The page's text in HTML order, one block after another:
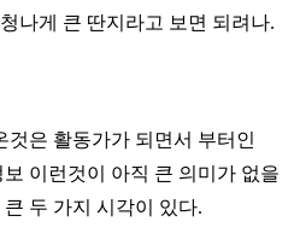
나게 큰 딴지라고 보면 되려나.
것은 활동가가 되면서 부터인
보 이런것이 아직 큰 의미가 없을
큰 두 가지 시각이 있다.